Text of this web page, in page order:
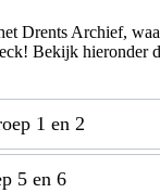
Drents Archief,
Bekijk hieronder
1 en 2
5 en 6